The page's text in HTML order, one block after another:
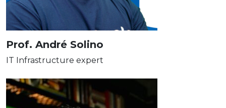
Prof. André Solino
IT Infrastructure expert